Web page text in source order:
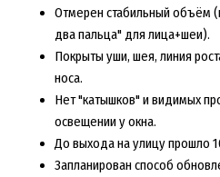
Отмерен стабильный объём
два пальца" для лица+шеи).
Покрыты уши, шея, линия
носа.
Нет "катышков" и видимых
освещении у окна.
До выхода на улицу прошло
Запланирован способ